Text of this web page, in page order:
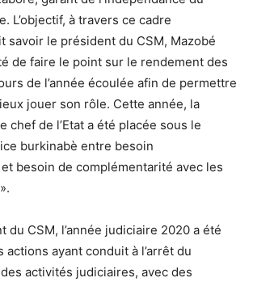
L’objectif, à travers ce cadre
savoir le président du CSM, Mazobé
de faire le point sur le rendement des
de l’année écoulée afin de permettre
jouer son rôle. Cette année, la
chef de l’Etat a été placée sous le
burkinabè entre besoin
et besoin de complémentarité avec les
du CSM, l’année judiciaire 2020 a été
actions ayant conduit à l’arrêt du
activités judiciaires, avec des